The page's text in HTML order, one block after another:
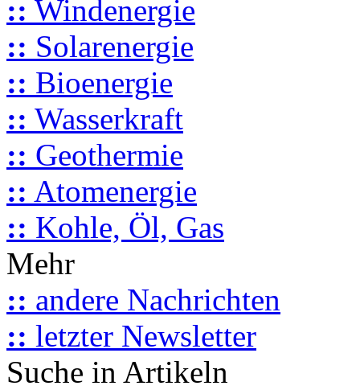
:: Windenergie
:: Solarenergie
:: Bioenergie
:: Wasserkraft
:: Geothermie
:: Atomenergie
:: Kohle, Öl, Gas
Mehr
:: andere Nachrichten
:: letzter Newsletter
Suche in Artikeln